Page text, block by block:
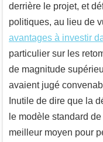
derrière le projet, et
politiques, au lieu de
avantages à investir
particulier sur les
de magnitude
avaient jugé
Inutile de dire que la
le modèle standard
meilleur moyen pour